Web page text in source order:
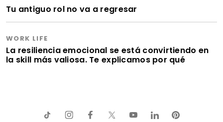
Tu antiguo rol no va a regresar
WORK LIFE
La resiliencia emocional se está convirtiendo en
la skill más valiosa. Te explicamos por qué